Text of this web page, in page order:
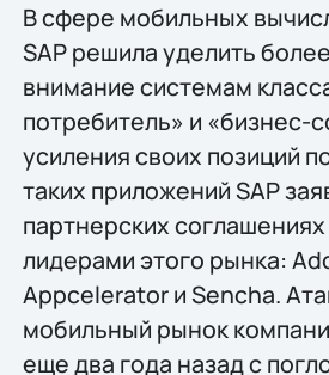
В сфере мобильных
SAP решила уделить
внимание системам
потребитель» и «бизнес-
усиления своих позиций
таких приложений SAP
партнерских
лидерами этого рынка:
Appcelerator и Sencha.
мобильный рынок
еще два года назад с